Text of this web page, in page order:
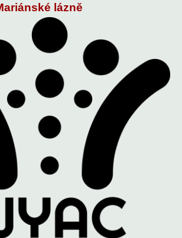
lázně